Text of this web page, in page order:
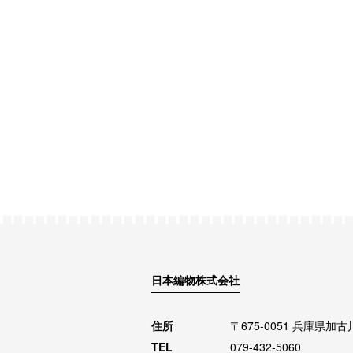
日本編物株式会社
住所
〒675-0051 兵庫県加古
TEL
079-432-5060